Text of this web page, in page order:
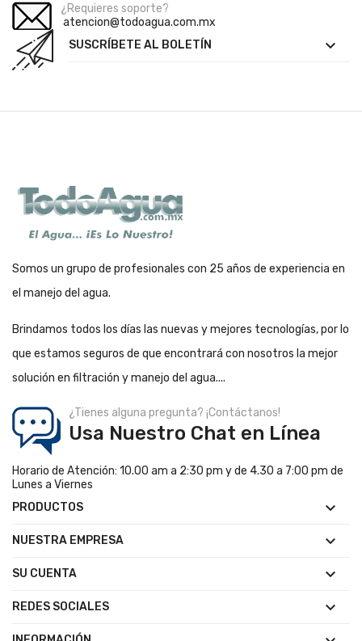
¿Requieres soporte?
atencion@todoagua.com.mx
SUSCRÍBETE AL BOLETÍN

Somos un grupo de profesionales con 25 años de experiencia en
el manejo del agua.
Brindamos todos los días las nuevas y mejores tecnologías, por lo
que estamos seguros de que encontrará con nosotros la mejor
solución en filtración y manejo del agua....
¿Tienes alguna pregunta? ¡Contáctanos!
Usa Nuestro Chat en Línea
Horario de Atención: 10.00 am a 2:30 pm y de 4.30 a 7:00 pm de
Lunes a Viernes
PRODUCTOS

NUESTRA EMPRESA 
SU CUENTA 
REDES SOCIALES 